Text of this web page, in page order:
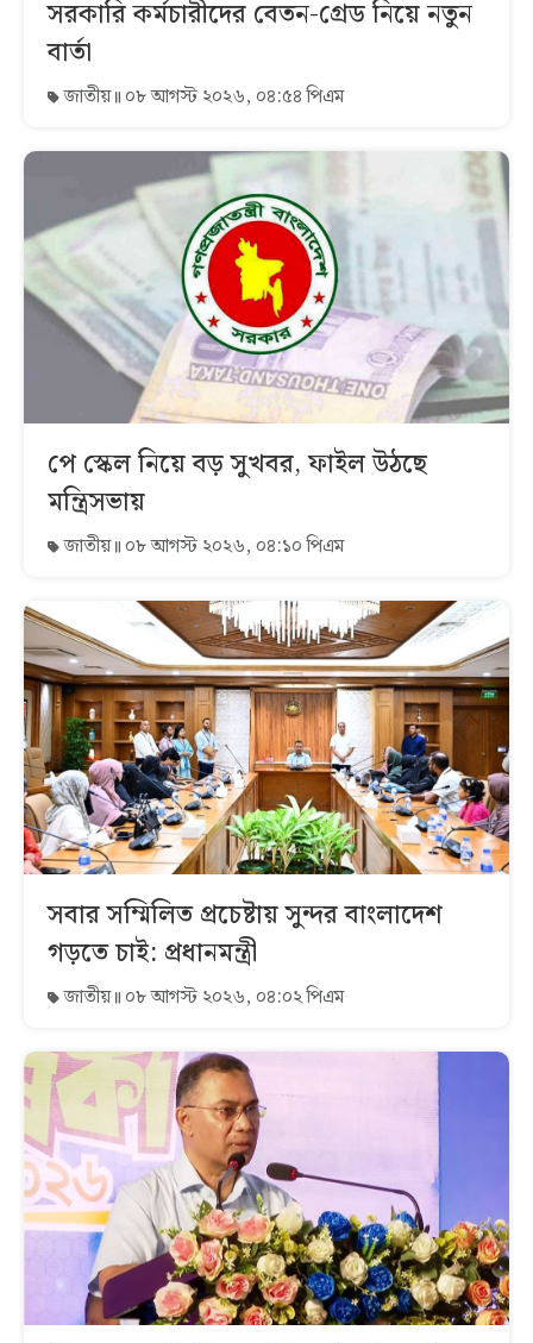
সরকারি কর্মচারীদের বেতন-গ্রেড নিয়ে নতুন
বার্তা
জাতীয় ০৮ আগস্ট ২০২৬, ০৪:৫৪ পিএম
পে স্কেল নিয়ে বড় সুখবর, ফাইল উঠছে
মন্ত্রিসভায়
জাতীয় ০৮ আগস্ট ২০২৬, ০৪:১০ পিএম
সবার সম্মিলিত প্রচেষ্টায় সুন্দর বাংলাদেশ
গড়তে চাই: প্রধানমন্ত্রী
জাতীয় ০৮ আগস্ট ২০২৬, ০৪:০২ পিএম